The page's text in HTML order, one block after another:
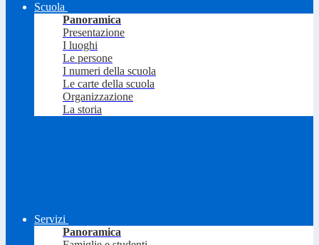
Scuola
Panoramica
Presentazione
I luoghi
Le persone
I numeri della scuola
Le carte della scuola
Organizzazione
La storia
Servizi
Panoramica